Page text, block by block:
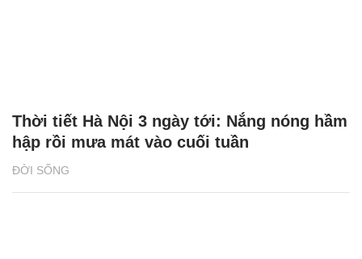
ĐỜI SỐNG
Thời tiết Hà Nội 3 ngày tới: Nắng nóng hầm
hập rồi mưa mát vào cuối tuần